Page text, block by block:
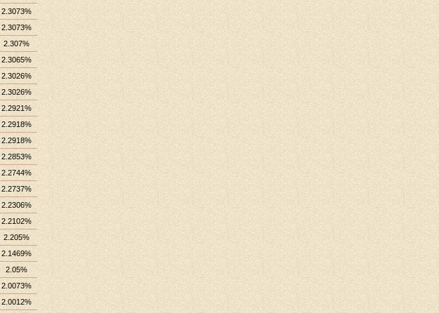
2.3073%
2.3073%
2.307%
2.3065%
2.3026%
2.3026%
2.2921%
2.2918%
2.2918%
2.2853%
2.2744%
2.2737%
2.2306%
2.2102%
2.205%
2.1469%
2.05%
2.0073%
2.0012%